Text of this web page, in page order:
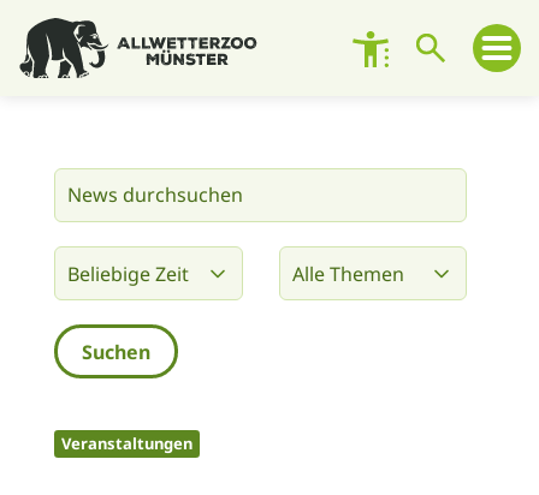
Veranstaltungen
Besuch planen
Zoo entdecken
Zoo erleben
Engagement